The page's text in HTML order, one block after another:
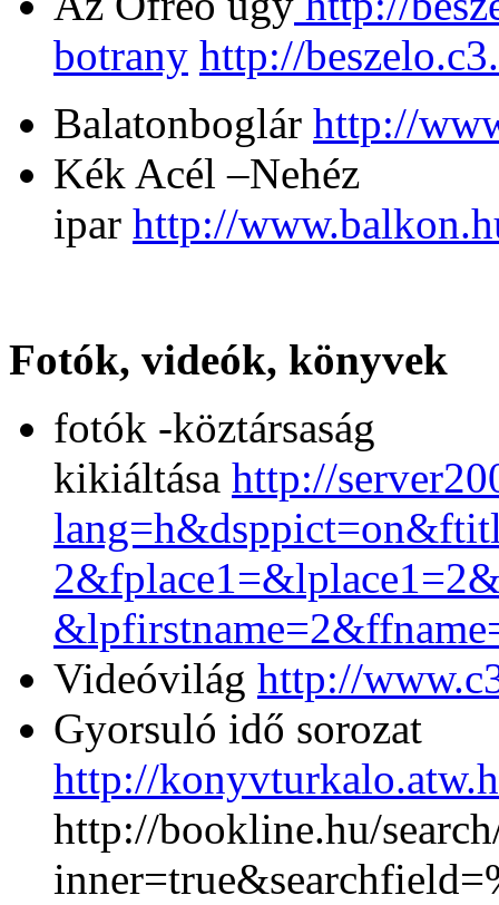
botrany http://
Balatonboglár http://
Kék Acél –Nehéz
ipar http://
Fotók, videók, könyvek
fotók -köztársaság
kikiáltása http://
Videóvilág http://
Gyorsuló idő sorozat
http://
http://bookline.hu/